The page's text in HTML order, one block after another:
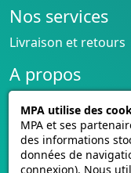
Nos services
Livraison et retours
A propos
CGU cagnotte
Politique de cookies
Homologation des
MPA utilise des
MPA et ses
des informations
données de
connexion). Nous